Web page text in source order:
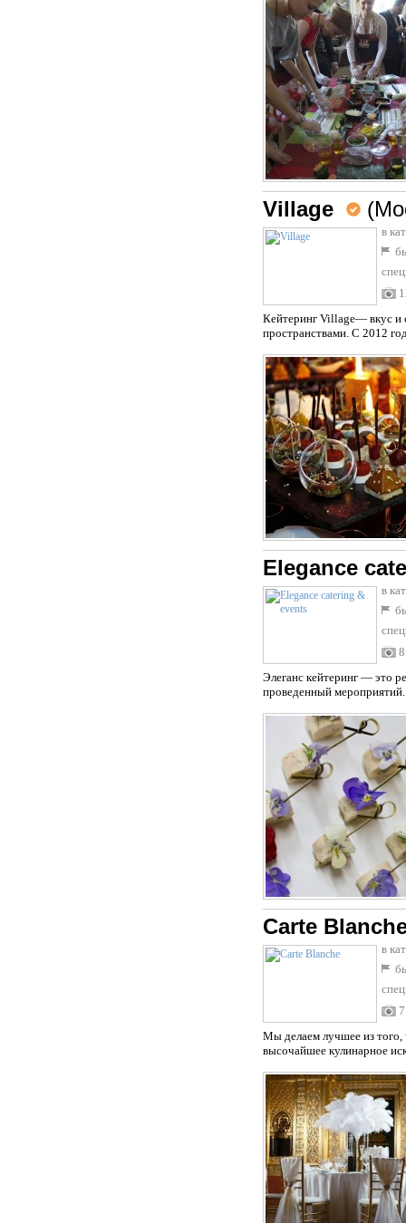
Village
в
Кейтеринг Village— вкус и
пространствами. С 2012
Elegance
в
8
Элеганс кейтеринг — это
проведенный
Carte
в
7
Мы делаем лучшее из того,
высочайшее кулинарное